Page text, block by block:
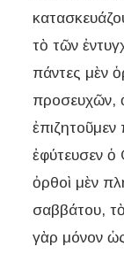
τὸ τῶν
πάντες μὲν
προσευχῶν,
ἐφύτευσεν ὁ
ὀρθοὶ μὲν
σαββάτου,
γὰρ μόνον